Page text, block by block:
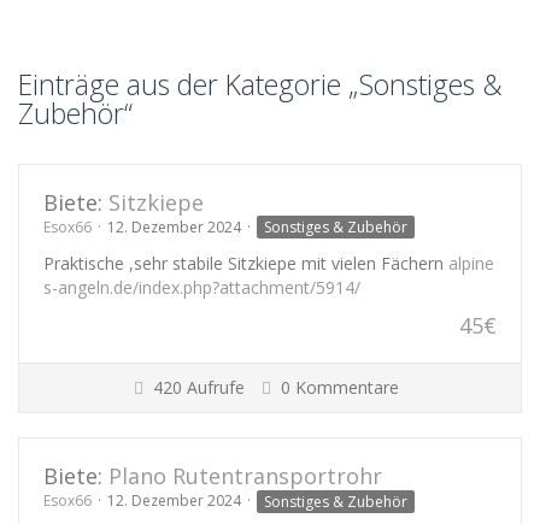
Einträge aus der Kategorie „Sonstiges &
Zubehör“
Biete: Sitzkiepe
Esox66 12. Dezember 2024 Sonstiges & Zubehör
Praktische ,sehr stabile Sitzkiepe mit vielen Fächern alpine
s-angeln.de/index.php?attachment/5914/
45€
420 Aufrufe 0 Kommentare
Biete: Plano Rutentransportrohr
Esox66 12. Dezember 2024 Sonstiges & Zubehör